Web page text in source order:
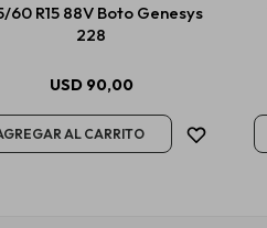
60 R15 88V Boto Genesys
228
USD 90,00